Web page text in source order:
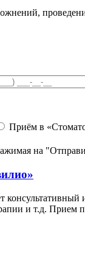
Приём в
на
и т.д. Прием